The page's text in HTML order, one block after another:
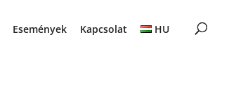
Események Kapcsolat HU